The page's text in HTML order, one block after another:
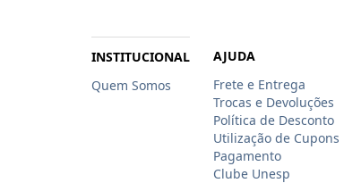
INSTITUCIONAL
Quem Somos
AJUDA
Frete e Entrega
Trocas e Devoluções
Política de Desconto
Utilização de Cupons
Pagamento
Clube Unesp